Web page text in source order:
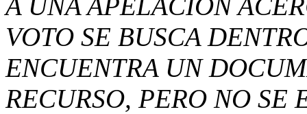
VOTO SE BUSCA
ENCUENTRA UN
RECURSO, PERO NO SE